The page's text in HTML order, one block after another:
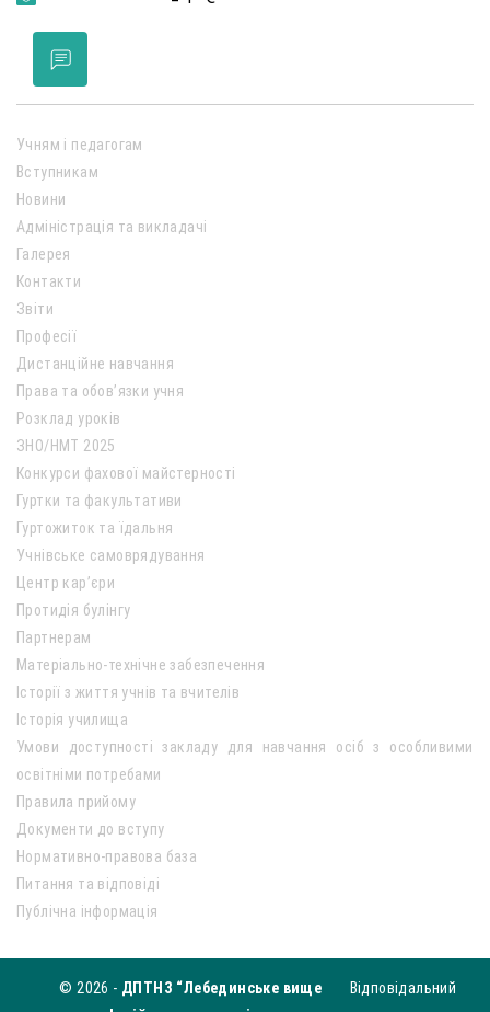
Учням і педагогам
Вступникам
Новини
Адміністрація та викладачі
Галерея
Контакти
Звіти
Професії
Дистанційне навчання
Права та обов’язки учня
Розклад уроків
ЗНО/НМТ 2025
Конкурси фахової майстерності
Гуртки та факультативи
Гуртожиток та їдальня
Учнівське самоврядування
Центр кар’єри
Протидія булінгу
Партнерам
Матеріально-технічне забезпечення
Історії з життя учнів та вчителів
Історія училища
Умови доступності закладу для навчання осіб з особливими
освітніми потребами
Правила прийому
Документи до вступу
Нормативно-правова база
Питання та відповіді
Публічна інформація
© 2026 - ДПТНЗ “Лебединське вище
Відповідальний